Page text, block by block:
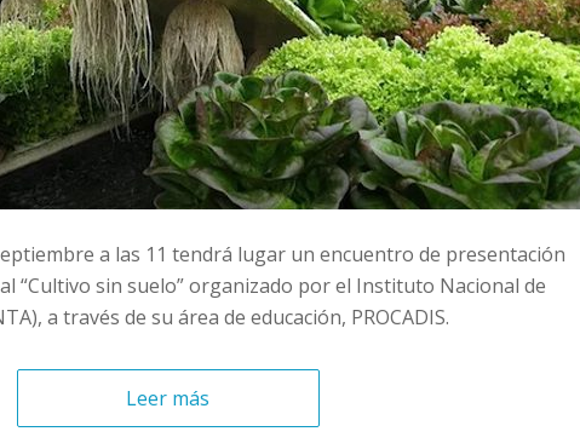
a las 11 tendrá lugar un encuentro de presentación
“Cultivo sin suelo” organizado por el Instituto Nacional de
a través de su área de educación, PROCADIS.
Leer más